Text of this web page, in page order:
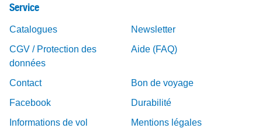
Service
Catalogues
Newsletter
CGV / Protection des
données
Aide (FAQ)
Contact
Bon de voyage
Facebook
Durabilité
Informations de vol
Mentions légales